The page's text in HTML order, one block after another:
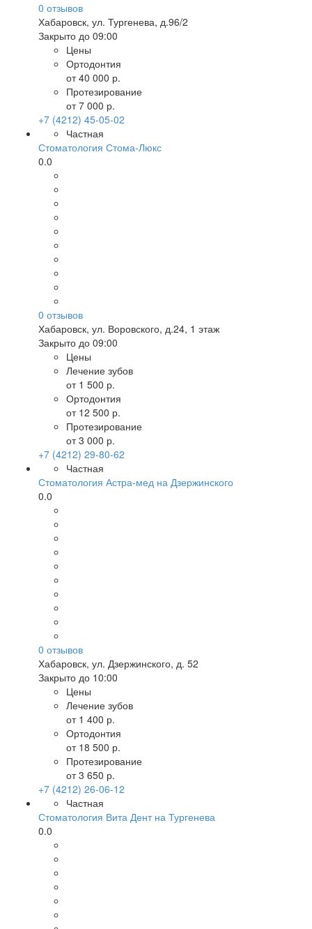
0 отзывов
Хабаровск, ул. Тургенева, д.96/2
Закрыто до 09:00
Цены
Ортодонтия
от 40 000 р.
Протезирование
от 7 000 р.
+7 (4212) 45-05-02
Частная
Стоматология Стома-Люкс
0.0
0 отзывов
Хабаровск, ул. Воровского, д.24, 1 этаж
Закрыто до 09:00
Цены
Лечение зубов
от 1 500 р.
Ортодонтия
от 12 500 р.
Протезирование
от 3 000 р.
+7 (4212) 29-80-62
Частная
Стоматология Астра-мед на Дзержинского
0.0
0 отзывов
Хабаровск, ул. Дзержинского, д. 52
Закрыто до 10:00
Цены
Лечение зубов
от 1 400 р.
Ортодонтия
от 18 500 р.
Протезирование
от 3 650 р.
+7 (4212) 26-06-12
Частная
Стоматология Вита Дент на Тургенева
0.0